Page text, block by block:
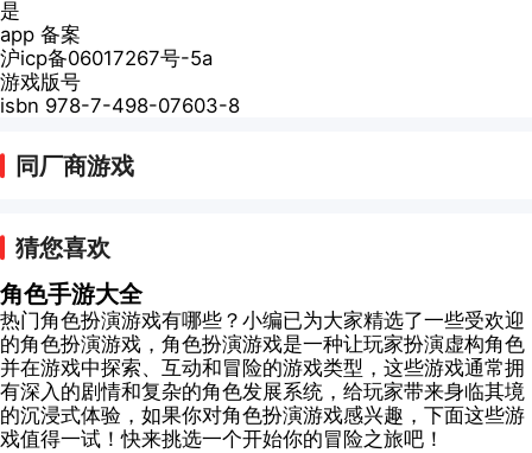
是
app 备案
沪icp备06017267号-5a
游戏版号
isbn 978-7-498-07603-8
同厂商游戏
猜您喜欢
角色手游大全
热门角色扮演游戏有哪些？小编已为大家精选了一些受欢迎
的角色扮演游戏，角色扮演游戏是一种让玩家扮演虚构角色
并在游戏中探索、互动和冒险的游戏类型，这些游戏通常拥
有深入的剧情和复杂的角色发展系统，给玩家带来身临其境
的沉浸式体验，如果你对角色扮演游戏感兴趣，下面这些游
戏值得一试！快来挑选一个开始你的冒险之旅吧！